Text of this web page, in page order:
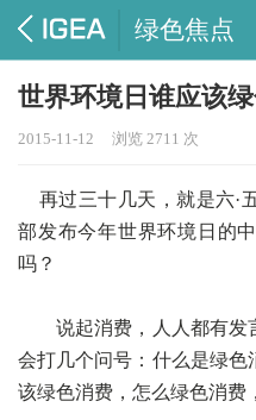
绿色焦点
世界环境日谁应该
2015-11-12 浏览 2711 次
再过三十几天，就是六·
部发布今年世界环境日的
吗？
说起消费，人人都有发
会打几个问号：什么是绿色
该绿色消费，怎么绿色消费